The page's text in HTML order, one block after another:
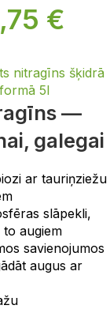
€
—
galegai
ar tauriņziežu
slāpekli,
augiem
savienojumos
augus ar